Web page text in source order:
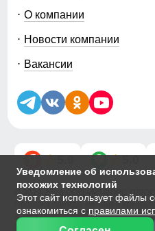
Уведомление об
похожих технологий
Этот сайт использует файлы
ознакомиться с правилами
Износоустойчивой.
прочных тканей.
О компании
Новости компании
Вакансии
5.0 5.0
© 2014-2026 ООО «МТФОРС ПЛЮС»
Продажа одежды мелким и крупным
д.3Б, стр.1
Публичная оферта|Персональные